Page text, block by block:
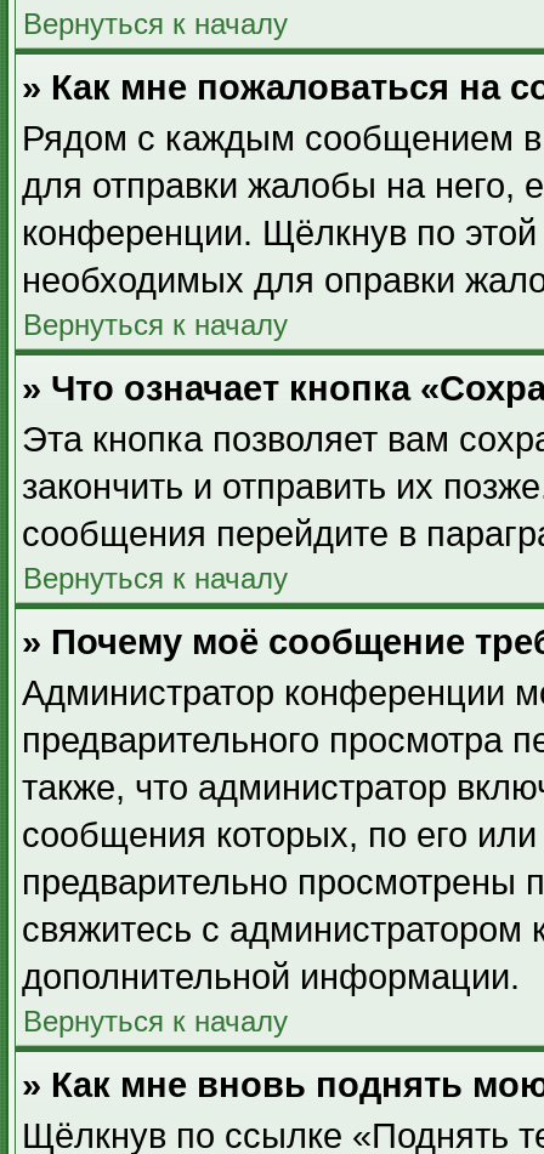
Вернуться к началу
» Как мне пожаловаться на
Рядом с каждым сообщением
для отправки жалобы на него,
конференции. Щёлкнув по
необходимых для оправки
Вернуться к началу
» Что означает кнопка
Эта кнопка позволяет вам
закончить и отправить их
сообщения перейдите в
Вернуться к началу
» Почему моё сообщение
Администратор конференции
предварительного просмотра
также, что администратор
сообщения которых, по его
предварительно просмотрены
свяжитесь с
дополнительной информации.
Вернуться к началу
» Как мне вновь поднять
Щёлкнув по ссылке «Поднять